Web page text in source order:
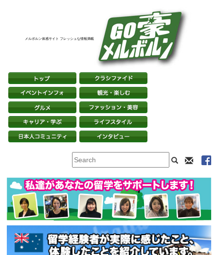
メルボルン体感サイト フレッシュな情報満載